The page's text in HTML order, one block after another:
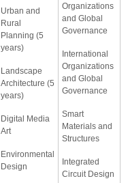
Urban and
Rural
Planning (5
years)
Landscape
Architecture (5
years)
Digital Media
Art
Environmental
Design
Organizations
and Global
Governance
International
Organizations
and Global
Governance
Smart
Materials and
Structures
Integrated
Circuit Design